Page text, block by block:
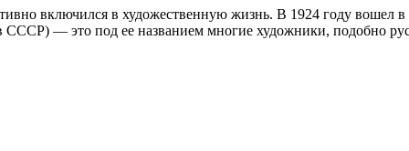
включился в художественную жизнь. В 1924 году вошел
СССР) — это под ее названием многие художники, подобно